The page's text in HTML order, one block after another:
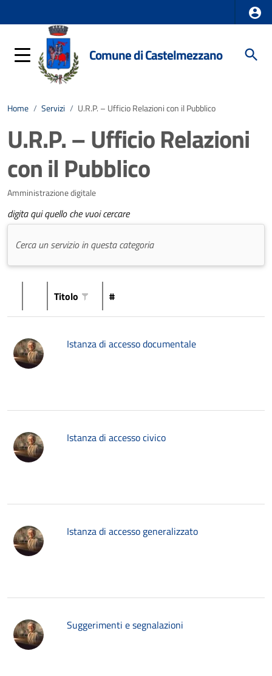
Comune di Castelmezzano
Home / Servizi / U.R.P. – Ufficio Relazioni con il Pubblico
U.R.P. – Ufficio Relazioni
con il Pubblico
Amministrazione digitale
digita qui quello che vuoi cercare
Titolo #
Istanza di accesso documentale
Istanza di accesso civico
Istanza di accesso generalizzato
Suggerimenti e segnalazioni